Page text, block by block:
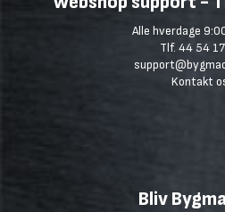
Alle hverdage
Tlf. 44 54
Kontakt
Bliv